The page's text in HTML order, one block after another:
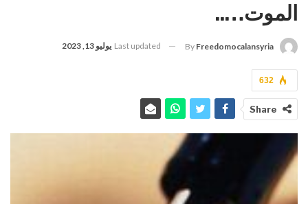
الموت…..
By Freedomocalansyria
Last updated يوليو 13, 2023
632
Share